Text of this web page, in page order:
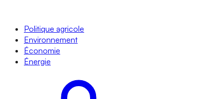
Politique agricole
Environnement
Économie
Énergie